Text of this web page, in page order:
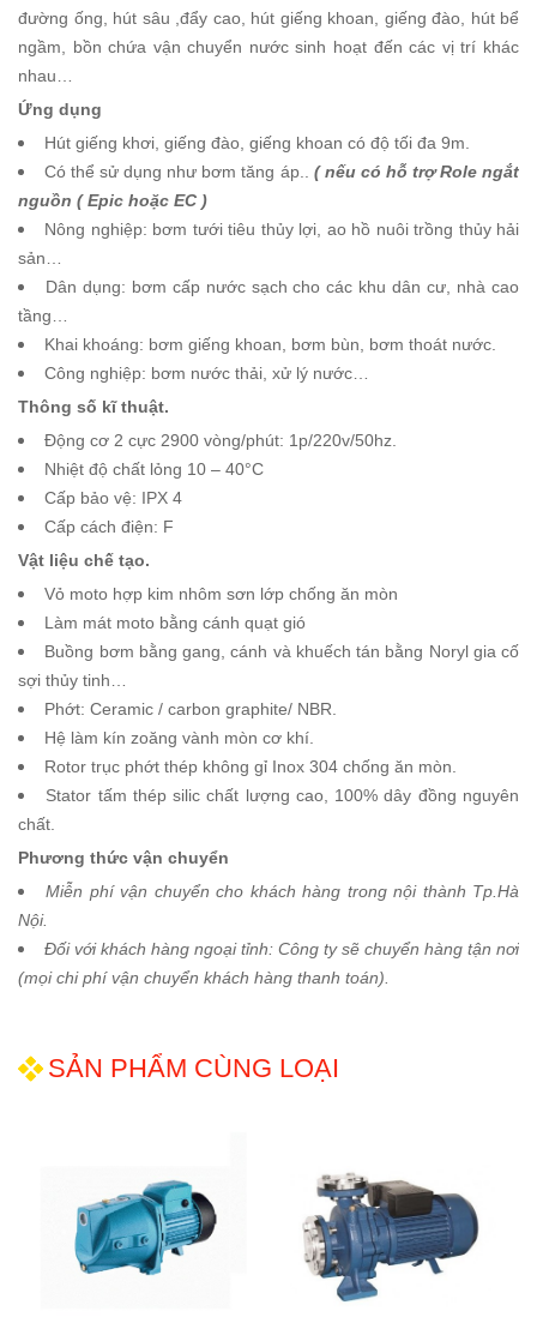
đường ống, hút sâu ,đẩy cao, hút giếng khoan, giếng đào, hút bể
ngầm, bồn chứa vận chuyển nước sinh hoạt đến các vị trí khác
nhau…
Ứng dụng
Hút giếng khơi, giếng đào, giếng khoan có độ tối đa 9m.
Có thể sử dụng như bơm tăng áp..
( nếu có hỗ trợ Role ngắt
nguồn ( Epic hoặc EC )
Nông nghiệp: bơm tưới tiêu thủy lợi, ao hồ nuôi trồng thủy hải
sản…
Dân dụng: bơm cấp nước sạch cho các khu dân cư, nhà cao
tầng…
Khai khoáng: bơm giếng khoan, bơm bùn, bơm thoát nước.
Công nghiệp: bơm nước thải, xử lý nước…
Thông số kĩ thuật.
Động cơ 2 cực 2900 vòng/phút: 1p/220v/50hz.
Nhiệt độ chất lỏng 10 – 40°C
Cấp bảo vệ: IPX 4
Cấp cách điện: F
Vật liệu chế tạo.
Vỏ moto hợp kim nhôm sơn lớp chống ăn mòn
Làm mát moto bằng cánh quạt gió
Buồng bơm bằng gang, cánh và khuếch tán bằng Noryl gia cố
sợi thủy tinh…
Phớt: Ceramic / carbon graphite/ NBR.
Hệ làm kín zoăng vành mòn cơ khí.
Rotor trục phớt thép không gỉ Inox 304 chống ăn mòn.
Stator tấm thép silic chất lượng cao, 100% dây đồng nguyên
chất.
Phương thức vận chuyển
Miễn phí vận chuyển cho khách hàng trong nội thành Tp.Hà
Nội.
Đối với khách hàng ngoại tỉnh: Công ty sẽ chuyển hàng tận nơi
(mọi chi phí vận chuyển khách hàng thanh toán).
SẢN PHẨM CÙNG LOẠI